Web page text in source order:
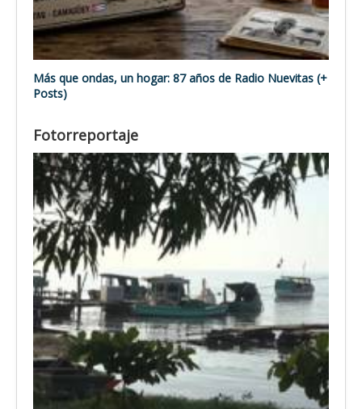
Más que ondas, un hogar: 87 años de Radio Nuevitas (+
Posts)
Fotorreportaje